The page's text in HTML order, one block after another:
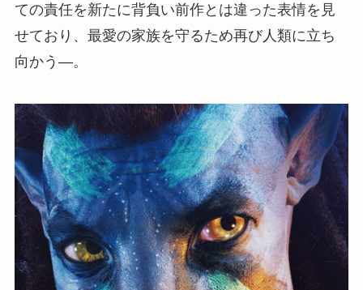
ての責任を新たに背負い前作とは違った表情を見
せており、最愛の家族を守るため再び人類に立ち
向かう―。